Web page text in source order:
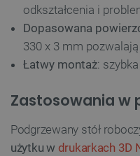
odkształcenia i
Dopasowana
330 x 3 mm
Łatwy montaż:
Zastosowania w
Podgrzewany stół
użytku w drukarkach 3D